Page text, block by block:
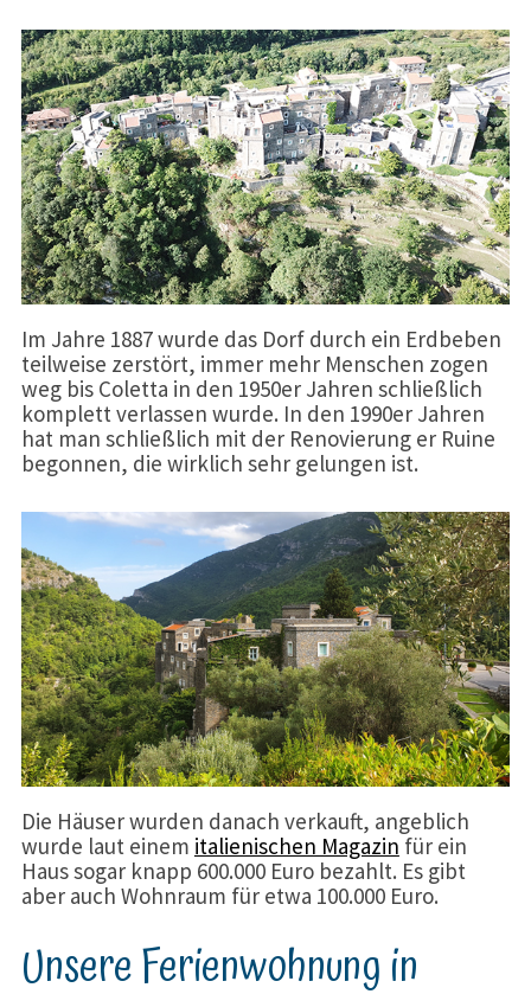
Im Jahre 1887 wurde das Dorf durch ein Erdbeben
teilweise zerstört, immer mehr Menschen zogen
weg bis Coletta in den 1950er Jahren schließlich
komplett verlassen wurde. In den 1990er Jahren
hat man schließlich mit der Renovierung er Ruine
begonnen, die wirklich sehr gelungen ist.
Die Häuser wurden danach verkauft, angeblich
wurde laut einem italienischen Magazin für ein
Haus sogar knapp 600.000 Euro bezahlt. Es gibt
aber auch Wohnraum für etwa 100.000 Euro.
Unsere Ferienwohnung in